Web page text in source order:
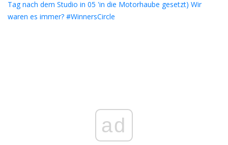
Tag nach dem Studio in 05 'in die Motorhaube gesetzt) ​​Wir
waren es immer? #WinnersCircle
ad